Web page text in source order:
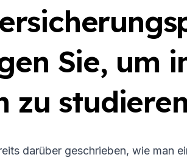
Sie, um
zu
darüber geschrieben, wie man